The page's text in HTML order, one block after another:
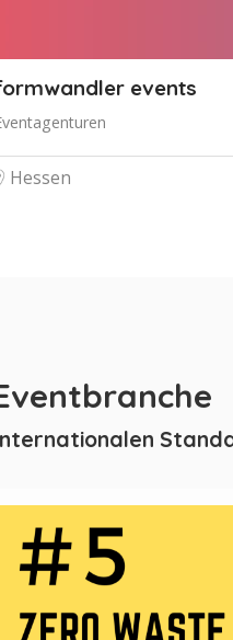
events
Hessen